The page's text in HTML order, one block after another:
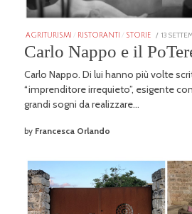
AGRITURISMI RISTORANTI STORIE
POSTED
ON
13
Carlo Nappo e il
Carlo Nappo. Di lui hanno più volte
“imprenditore irrequieto”, esigente
grandi sogni da realizzare…
by Francesca Orlando